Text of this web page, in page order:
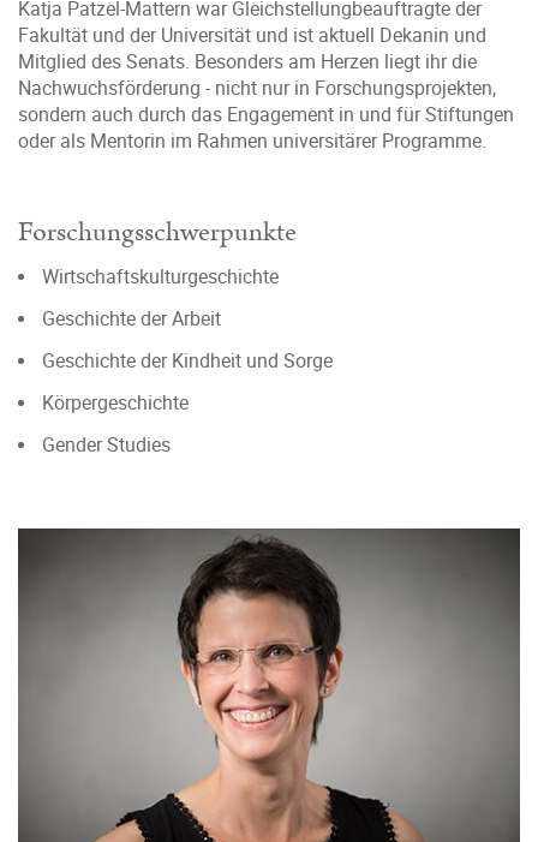
Katja Patzel-Mattern war Gleichstellungbeauftragte der
Fakultät und der Universität und ist aktuell Dekanin und
Mitglied des Senats. Besonders am Herzen liegt ihr die
Nachwuchsförderung - nicht nur in Forschungsprojekten,
sondern auch durch das Engagement in und für Stiftungen
oder als Mentorin im Rahmen universitärer Programme.
Forschungsschwerpunkte
Wirtschaftskulturgeschichte
Geschichte der Arbeit
Geschichte der Kindheit und Sorge
Körpergeschichte
Gender Studies